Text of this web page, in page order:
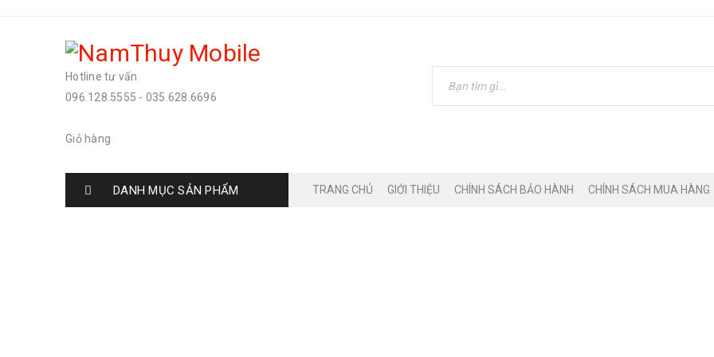
Hotline tư vấn
096.128.5555 - 035.628.6696
Giỏ hàng
DANH MỤC SẢN PHẨM TRANG CHỦ GIỚI THIỆU CHÍNH SÁCH BẢO HÀNH CHÍNH SÁCH MUA HÀNG